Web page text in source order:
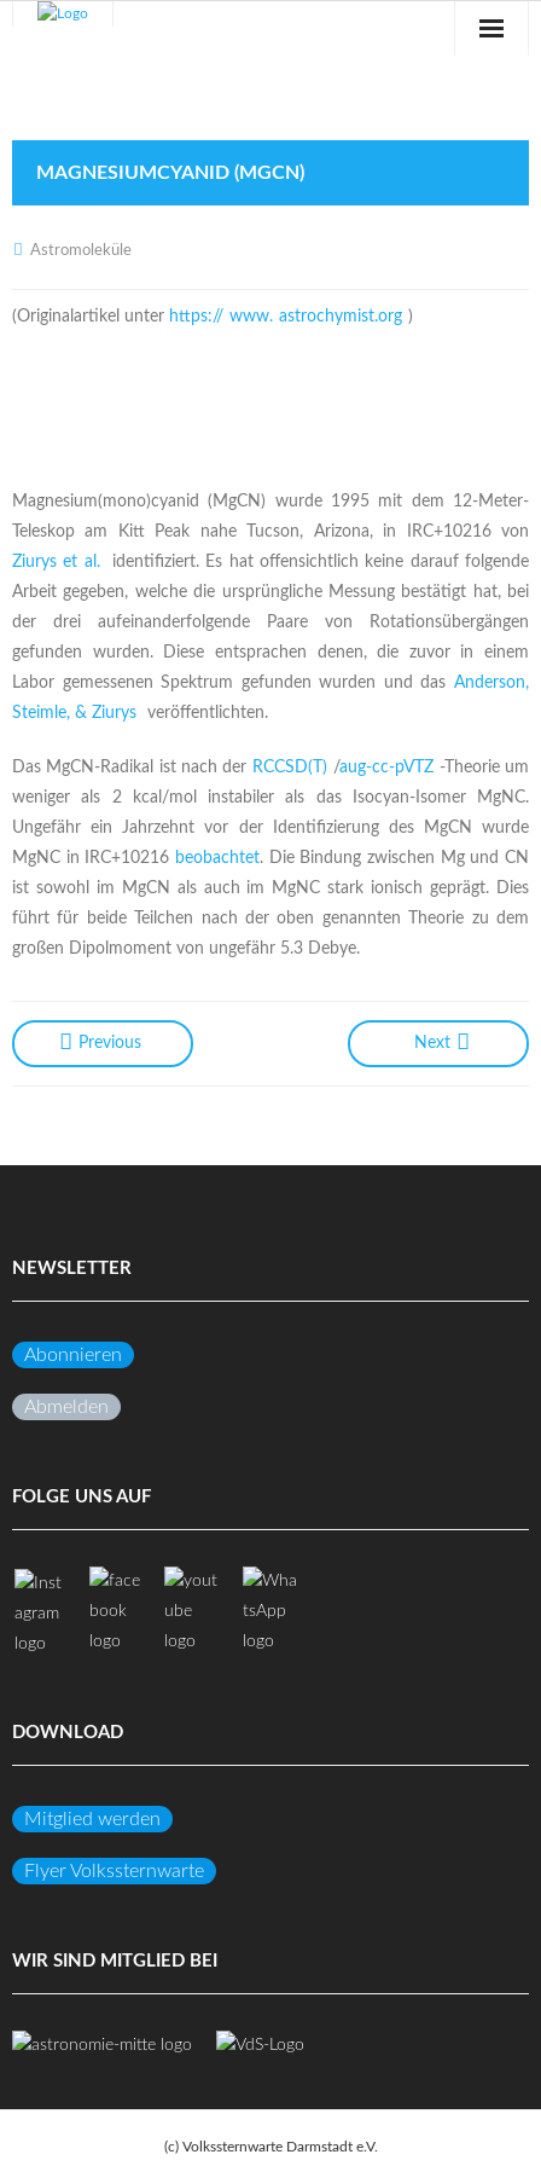
Veranstaltungen
Blog
Galerie
MAGNESIUMCYANID (MGCN)
Astromoleküle
(Originalartikel unter https:// www. astrochymist.org )
Magnesium(mono)cyanid (MgCN) wurde 1995 mit dem 12-Meter-
Teleskop am Kitt Peak nahe Tucson, Arizona, in IRC+10216 von
Ziurys et al.
identifiziert. Es hat offensichtlich keine darauf folgende
Arbeit gegeben, welche die ursprüngliche Messung bestätigt hat, bei
der drei aufeinanderfolgende Paare von Rotationsübergängen
gefunden wurden. Diese entsprachen denen, die zuvor in einem
Labor gemessenen Spektrum gefunden wurden und das Anderson,
Steimle, & Ziurys
veröffentlichten.
Das MgCN-Radikal ist nach der RCCSD(T) /aug-cc-pVTZ -Theorie um
weniger als 2 kcal/mol instabiler als das Isocyan-Isomer MgNC.
Ungefähr ein Jahrzehnt vor der Identifizierung des MgCN wurde
MgNC in IRC+10216 beobachtet. Die Bindung zwischen Mg und CN
ist sowohl im MgCN als auch im MgNC stark ionisch geprägt. Dies
führt für beide Teilchen nach der oben genannten Theorie zu dem
großen Dipolmoment von ungefähr 5.3 Debye.
Previous Next
NEWSLETTER
Abonnieren
Abmelden
FOLGE UNS AUF
DOWNLOAD
Mitglied werden
Flyer Volkssternwarte
WIR SIND MITGLIED BEI
(c) Volkssternwarte Darmstadt e.V.